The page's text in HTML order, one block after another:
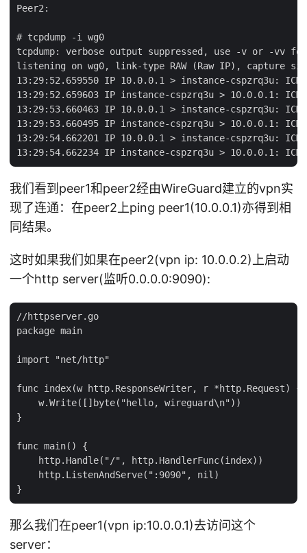
Peer2:
# tcpdump -i wg0
tcpdump: verbose output suppressed, use -v or -vv
listening on wg0, link-type RAW (Raw IP), capture
13:29:52.659550 IP 10.0.0.1 > instance-cspzrq3u:
13:29:52.659603 IP instance-cspzrq3u > 10.0.0.1:
13:29:53.660463 IP 10.0.0.1 > instance-cspzrq3u:
13:29:53.660495 IP instance-cspzrq3u > 10.0.0.1:
13:29:54.662201 IP 10.0.0.1 > instance-cspzrq3u:
我们看到peer1和peer2经由WireGuard建立的vpn实
现了连通：在peer2上ping peer1(10.0.0.1)亦得到相
同结果。
这时如果我们如果在peer2(vpn ip: 10.0.0.2)上启动
一个http server(监听0.0.0.0:9090):
//httpserver.go
package main
import "net/http"
func index(w http.ResponseWriter, r *http.Request) {
    w.Write([]byte("hello, wireguard\n"))
}
func main() {
    http.Handle("/", http.HandlerFunc(index))
    http.ListenAndServe(":9090", nil)
那么我们在peer1(vpn ip:10.0.0.1)去访问这个
server：